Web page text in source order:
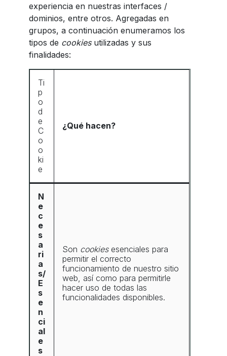
experiencia en nuestras interfaces /
dominios, entre otros. Agregadas en
grupos, a continuación enumeramos los
tipos de cookiesutilizadas y sus
finalidades:
Ti
p
o
d
e
C
o
o
ki
e
¿Qué hacen?
N
e
c
e
s
a
ri
a
s/
E
s
e
n
ci
al
e
s
Son cookiesesenciales para
permitir el correcto
funcionamiento de nuestro sitio
web, así como para permitirle
hacer uso de todas las
funcionalidades disponibles.